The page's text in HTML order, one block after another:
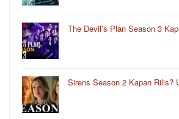
The Devil’s Plan Season 3
Sirens Season 2 Kapan Rilis?